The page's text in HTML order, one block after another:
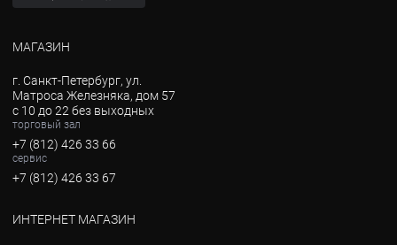
МАГАЗИН
г. Санкт-Петербург, ул.
Матроса Железняка, дом 57
с 10 до 22 без выходных
торговый зал
+7 (812) 426 33 66
сервис
+7 (812) 426 33 67
ИНТЕРНЕТ МАГАЗИН